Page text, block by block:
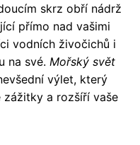
skrz obří nádrž
přímo nad vašimi
vodních živočichů i
na své. Mořský svět
výlet, který
zážitky a rozšíří vaše